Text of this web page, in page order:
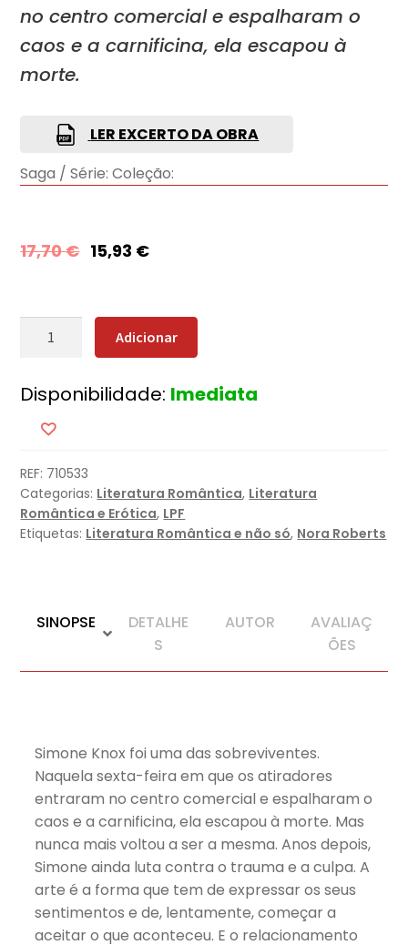
no centro comercial e espalharam o
caos e a carnificina, ela escapou à
morte.
LER EXCERTO DA OBRA
Saga / Série: Coleção:
17,70€ 15,93 €
Quantidade
das
Memórias
Adicionar
Disponibilidade: Imediata
REF: 710533
Categorias: Literatura Romântica, Literatura
Romântica e Erótica, LPF
Etiquetas: Literatura Romântica e não só, Nora Roberts
SINOPSE
DETALHE
S
AUTOR
AVALIAÇ
ÕES
Simone Knox foi uma das sobreviventes.
Naquela sexta-feira em que os atiradores
entraram no centro comercial e espalharam o
caos e a carnificina, ela escapou à morte. Mas
nunca mais voltou a ser a mesma. Anos depois,
Simone ainda luta contra o trauma e a culpa. A
arte é a forma que tem de expressar os seus
sentimentos e de, lentamente, começar a
aceitar o que aconteceu. E o relacionamento